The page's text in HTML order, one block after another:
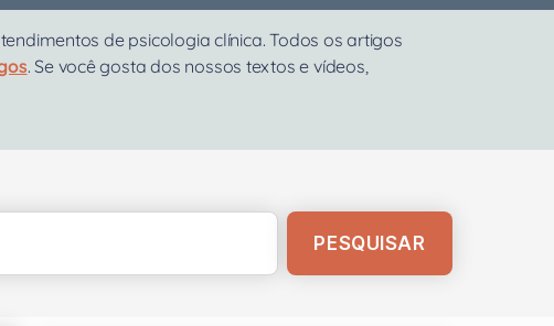
de psicologia clínica. Todos os artigos
. Se você gosta dos nossos textos e vídeos,